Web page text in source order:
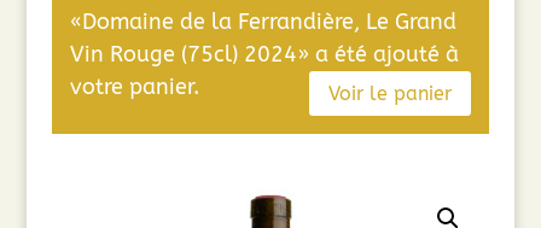
«Domaine de la Ferrandière, Le Grand
Vin Rouge (75cl) 2024» a été ajouté à
votre panier.
Voir le panier